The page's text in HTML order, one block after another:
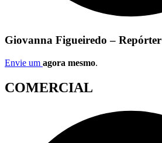
Giovanna Figueiredo – Repórter
Envie um agora mesmo.
COMERCIAL